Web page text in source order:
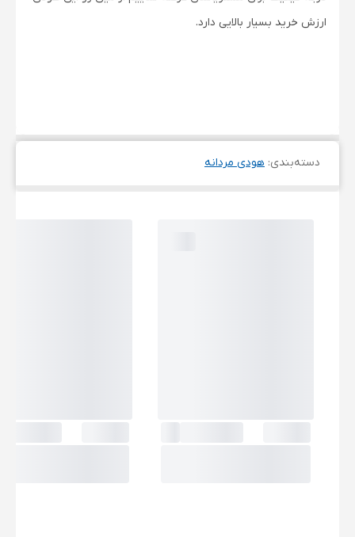
ارزش خرید بسیار بالایی دارد.
دسته‌بندی: هودی مردانه